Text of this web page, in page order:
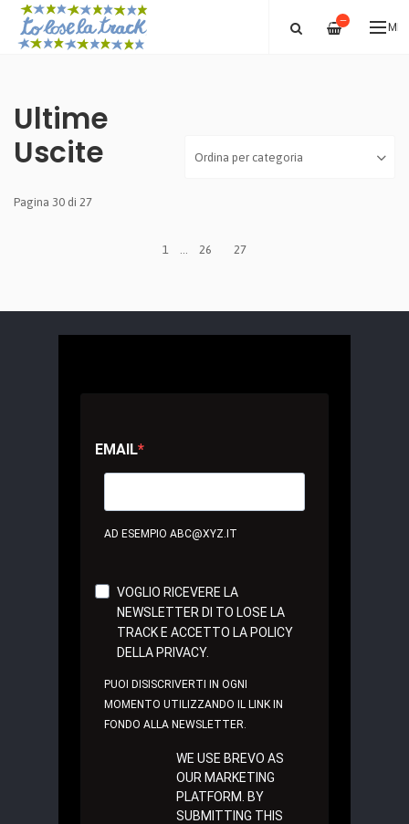
—
Ultime
Uscite
Pagina 30 di 27
1 26 27
EMAIL
AD ESEMPIO ABC@XYZ.IT
VOGLIO RICEVERE LA
NEWSLETTER DI TO LOSE LA
TRACK E ACCETTO LA POLICY
DELLA PRIVACY.
PUOI DISISCRIVERTI IN OGNI
MOMENTO UTILIZZANDO IL LINK IN
FONDO ALLA NEWSLETTER.
WE USE BREVO AS
OUR MARKETING
PLATFORM. BY
SUBMITTING THIS